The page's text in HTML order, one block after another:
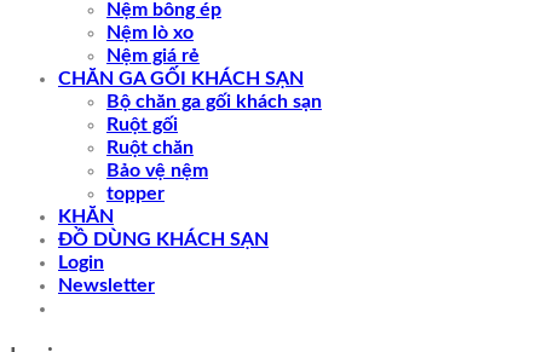
Nệm bông ép
Nệm lò xo
Nệm giá rẻ
CHĂN GA GỐI KHÁCH SẠN
Bộ chăn ga gối khách sạn
Ruột gối
Ruột chăn
Bảo vệ nệm
topper
KHĂN
ĐỒ DÙNG KHÁCH SẠN
Login
Newsletter